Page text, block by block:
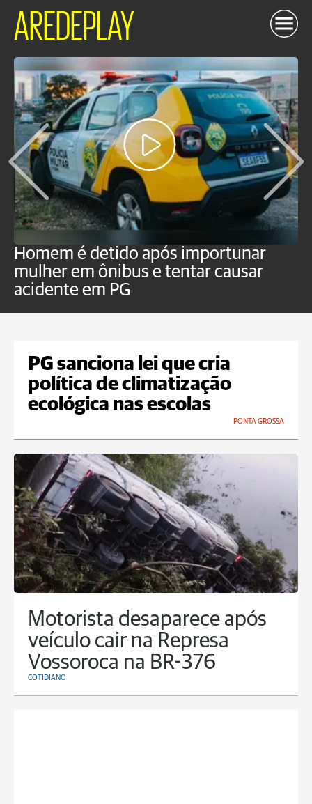
AREDEPLAY
Homem é detido após importunar
mulher em ônibus e tentar causar
acidente em PG
PG sanciona lei que cria
política de climatização
ecológica nas escolas
PONTA GROSSA
Motorista desaparece após
veículo cair na Represa
Vossoroca na BR-376
COTIDIANO